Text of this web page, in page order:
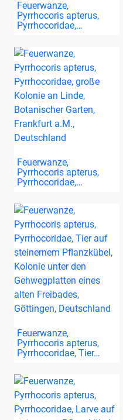
Feuerwanze,
Pyrrhocoris apterus,
Pyrrhocoridae,…
Feuerwanze,
Pyrrhocoris apterus,
Pyrrhocoridae,…
Feuerwanze,
Pyrrhocoris apterus,
Pyrrhocoridae, Tier…